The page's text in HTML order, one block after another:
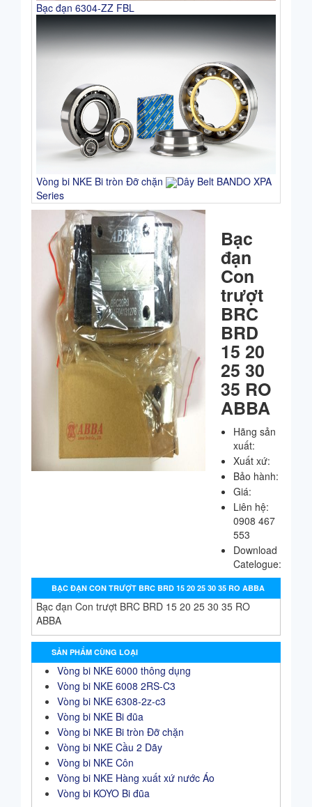
Bạc đạn 6304-ZZ FBL
Vòng bi NKE Bi tròn Đỡ chặn
Dây Belt BANDO XPA
Series
Bạc
đạn
Con
trượt
BRC
BRD
15 20
25 30
35 RO
ABBA
Hãng sản
xuất:
Xuất xứ:
Bảo hành:
Giá:
Liên hệ:
0908 467
553
Download
Catelogue:
BẠC ĐẠN CON TRƯỢT BRC BRD 15 20 25 30 35 RO ABBA
Bạc đạn Con trượt BRC BRD 15 20 25 30 35 RO
ABBA
SẢN PHẨM CÙNG LOẠI
Vòng bi NKE 6000 thông dụng
Vòng bi NKE 6008 2RS-C3
Vòng bi NKE 6308-2z-c3
Vòng bi NKE Bi đũa
Vòng bi NKE Bi tròn Đỡ chặn
Vòng bi NKE Cầu 2 Dãy
Vòng bi NKE Côn
Vòng bi NKE Hàng xuất xứ nước Áo
Vòng bi KOYO Bi đũa